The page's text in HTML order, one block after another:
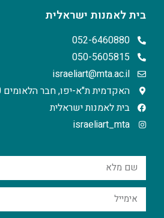
בית לאמנות ישראלית
052-6460880
050-5605815
israeliart@mta.ac.il
האקדמית ת"א-יפו, חבר הלאומים 10 תל אביב
בית לאמנות ישראלית
israeliart_mta